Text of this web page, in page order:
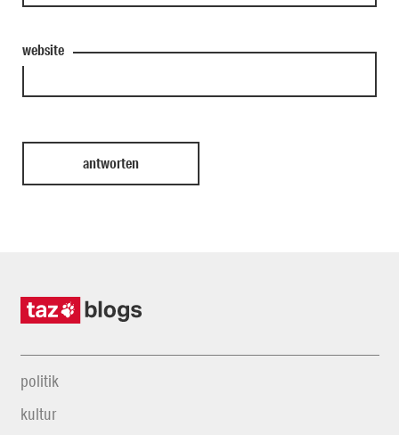
website
politik
kultur